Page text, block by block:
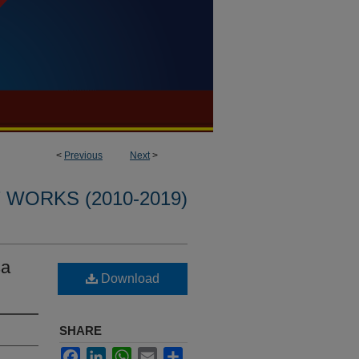
< Previous Next>
WORKS (2010-2019)
Download
SHARE
FacebookLinkedInWhatsApp
Email